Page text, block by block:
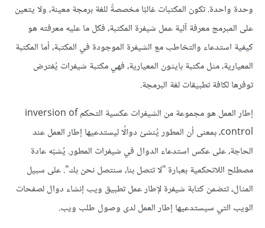
وحدة واحدة. تكون المكتبات غالبًا مخصصةً للغة برمجة معينة، ولا يتعين
على المبرمج معرفة آلية عمل شيفرة المكتبة، فكل ما عليه معرفته هو
كيفية استدعاء والتخاطب مع الشيفرة الموجودة في المكتبة، أما المكتبة
المعيارية، مثل مكتبة بايثون المعيارية، فهي مكتبة شيفرات يُفترض
توفرها لكافة تطبيقات لغة البرمجة.
إطار العمل هو مجموعة من الشيفرات عكسية التحكم inversion of
control، بمعنى أن المطور يُنشئ دوالًا ليستدعيها إطار العمل عند
الحاجة، على عكس استدعاء الدوال في شيفرات المطور. يُشبّه عادة
مصطلح اللاتحكمية بعبارة "لا تتصل بنا، سنتصل نحن بك". على سبيل
المثال، تتضمن كتابة شيفرة لإطار عمل تطبيق ويب إنشاء دوال لصفحات
الويب التي سيستدعيها إطار العمل لدى وصول طلب ويب.